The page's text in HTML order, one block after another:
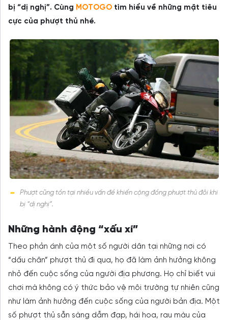
bị “dị nghị”. Cùng MOTOGO tìm hiểu về những mặt tiêu
cực của phượt thủ nhé.
Phượt cũng tồn tại nhiều vấn đề khiến cộng đồng phượt thủ đôi khi
bị “dị nghị”.
Những hành động “xấu xí”
Theo phản ánh của một số người dân tại những nơi có
“dấu chân” phượt thủ đi qua, họ đã làm ảnh hưởng không
nhỏ đến cuộc sống của người địa phương. Họ chỉ biết vui
chơi mà không có ý thức bảo vệ môi trường tự nhiên cũng
như làm ảnh hưởng đến cuộc sống của người bản địa. Một
số phượt thủ sẵn sàng dẫm đạp, hái hoa, rau màu của